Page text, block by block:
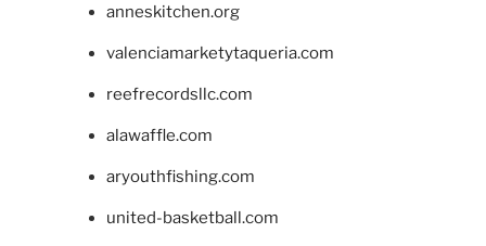
anneskitchen.org
valenciamarketytaqueria.com
reefrecordsllc.com
alawaffle.com
aryouthfishing.com
united-basketball.com